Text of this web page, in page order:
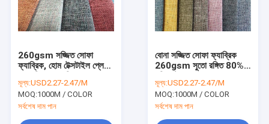
260gsm সজ্জিত সোফা
ফ্যাব্রিক, হোম টেক্সটাইল প্লেইন
মূল্য:USD2.27-2.47/M
MOQ:1000M / COLOR
সর্বশেষ দাম পান
বোনা সজ্জিত সোফা ফ্যাব্রিক
260gsm সুতো রঙ্গিত 80%
মূল্য:USD2.27-2.47/M
MOQ:1000M / COLOR
সর্বশেষ দাম পান